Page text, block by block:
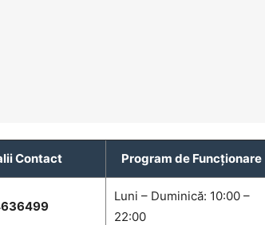
Contact Program de Funcționare
Luni – Duminică: 10:00 –
22:00